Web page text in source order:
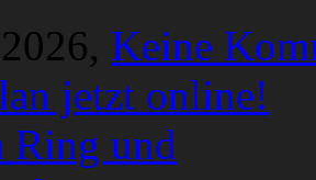
Keine
jetzt online!